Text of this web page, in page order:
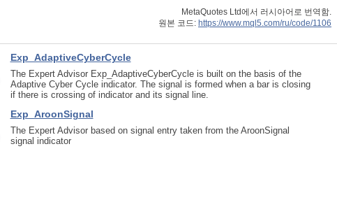
MetaQuotes Ltd에서 러시아어로 번역함.
원본 코드: https://www.mql5.com/ru/code/1106
Exp_AdaptiveCyberCycle
The Expert Advisor Exp_AdaptiveCyberCycle is built on the basis of the
Adaptive Cyber Cycle indicator. The signal is formed when a bar is closing
if there is crossing of indicator and its signal line.
Exp_AroonSignal
The Expert Advisor based on signal entry taken from the AroonSignal
signal indicator